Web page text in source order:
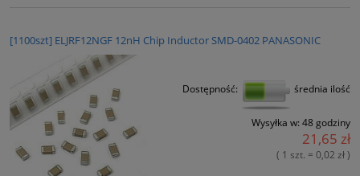
[1100szt] ELJRF12NGF 12nH Chip Inductor SMD-0402 PANASONIC
Dostępność: średnia ilość
Wysyłka w: 48 godziny
21,65 zł
( 1 szt. = 0,02 zł )